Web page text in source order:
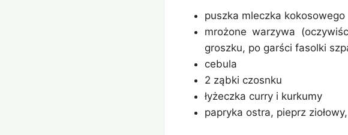
puszka mleczka kokosowego
mrożone warzywa
groszku, po garści fasolki
cebula
2 ząbki czosnku
łyżeczka curry i kurkumy
papryka ostra, pieprz